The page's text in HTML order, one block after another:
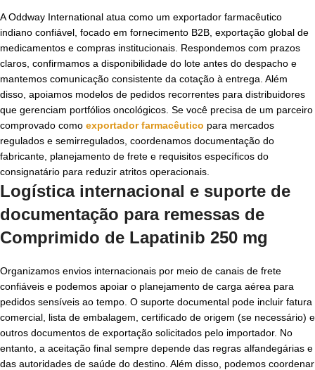
A Oddway International atua como um exportador farmacêutico
indiano confiável, focado em fornecimento B2B, exportação global de
medicamentos e compras institucionais. Respondemos com prazos
claros, confirmamos a disponibilidade do lote antes do despacho e
mantemos comunicação consistente da cotação à entrega. Além
disso, apoiamos modelos de pedidos recorrentes para distribuidores
que gerenciam portfólios oncológicos. Se você precisa de um parceiro
comprovado como exportador farmacêutico para mercados
regulados e semirregulados, coordenamos documentação do
fabricante, planejamento de frete e requisitos específicos do
consignatário para reduzir atritos operacionais.
Logística internacional e suporte de
documentação para remessas de
Comprimido de Lapatinib 250 mg
Organizamos envios internacionais por meio de canais de frete
confiáveis e podemos apoiar o planejamento de carga aérea para
pedidos sensíveis ao tempo. O suporte documental pode incluir fatura
comercial, lista de embalagem, certificado de origem (se necessário) e
outros documentos de exportação solicitados pelo importador. No
entanto, a aceitação final sempre depende das regras alfandegárias e
das autoridades de saúde do destino. Além disso, podemos coordenar